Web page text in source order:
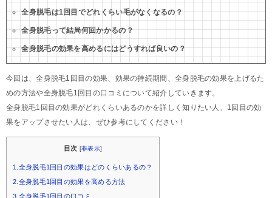
全身脱毛は1回目でどれくらい毛がなくなるの？
全身脱毛って結局何回かかるの？
全身脱毛の効果を高めるにはどうすれば良いの？
今回は、全身脱毛1回目の効果、効果の持続期間、全身脱毛の効果を上げるた
めの方法や全身脱毛1回目の口コミについて紹介していきます。
全身脱毛1回目の効果がどれくらいあるのかを詳しく知りたい人、1回目の効
果をアップさせたい人は、ぜひ参考にしてください！
目次 [非表示]
1.全身脱毛1回目の効果はどのくらいあるの？
2.全身脱毛1回目の効果を高める方法
3.全身脱毛1回目の口コミ